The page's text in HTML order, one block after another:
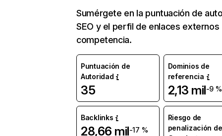
Sumérgete en la puntuación de
SEO y el perfil de enlaces externos
competencia.
Puntuación de
Autoridad
35
Dominios de
referencia
2,13 mil-9 %
Backlinks
28,66 mil-17 %
Riesgo de
penalización de